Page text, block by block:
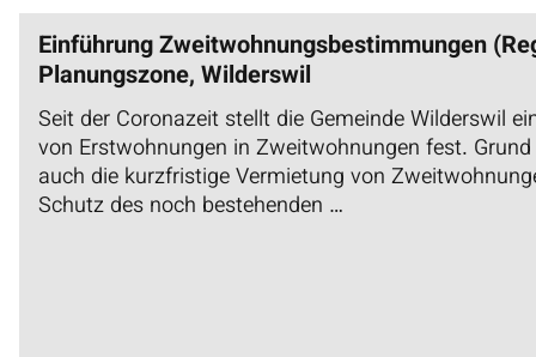
Einführung Zweitwohnungsbestimmungen
Planungszone, Wilderswil
Seit der Coronazeit stellt die Gemeinde Wilderswil
von Erstwohnungen in Zweitwohnungen fest.
auch die kurzfristige Vermietung von
Schutz des noch bestehenden …